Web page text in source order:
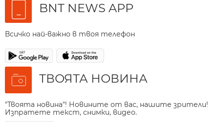
BNT NEWS APP
Всичко най-важно в твоя телефон
ТВОЯТА НОВИНА
"Твоята новина"! Новините от вас, нашите зрители!
Изпратете текст, снимки, видео.